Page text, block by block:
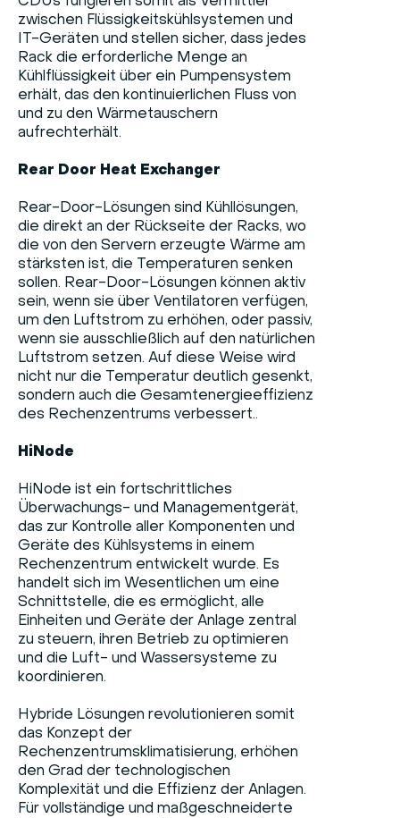
zwischen Flüssigkeitskühlsystemen und
IT-Geräten und stellen sicher, dass jedes
Rack die erforderliche Menge an
Kühlflüssigkeit über ein Pumpensystem
erhält, das den kontinuierlichen Fluss von
und zu den Wärmetauschern
aufrechterhält.
Rear Door Heat Exchanger
Rear-Door-Lösungen sind Kühllösungen,
die direkt an der Rückseite der Racks, wo
die von den Servern erzeugte Wärme am
stärksten ist, die Temperaturen senken
sollen. Rear-Door-Lösungen können aktiv
sein, wenn sie über Ventilatoren verfügen,
um den Luftstrom zu erhöhen, oder passiv,
wenn sie ausschließlich auf den natürlichen
Luftstrom setzen. Auf diese Weise wird
nicht nur die Temperatur deutlich gesenkt,
sondern auch die Gesamtenergieeffizienz
des Rechenzentrums verbessert..
HiNode
HiNode ist ein fortschrittliches
Überwachungs- und Managementgerät,
das zur Kontrolle aller Komponenten und
Geräte des Kühlsystems in einem
Rechenzentrum entwickelt wurde. Es
handelt sich im Wesentlichen um eine
Schnittstelle, die es ermöglicht, alle
Einheiten und Geräte der Anlage zentral
zu steuern, ihren Betrieb zu optimieren
und die Luft- und Wassersysteme zu
koordinieren.
Hybride Lösungen revolutionieren somit
das Konzept der
Rechenzentrumsklimatisierung, erhöhen
den Grad der technologischen
Komplexität und die Effizienz der Anlagen.
Für vollständige und maßgeschneiderte